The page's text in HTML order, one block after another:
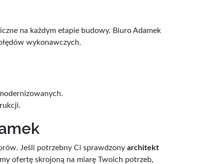
na każdym etapie budowy. Biuro Adamek
wykonawczych.
Jeśli potrzebny Ci sprawdzony architekt
ofertę skrojoną na miarę Twoich potrzeb,